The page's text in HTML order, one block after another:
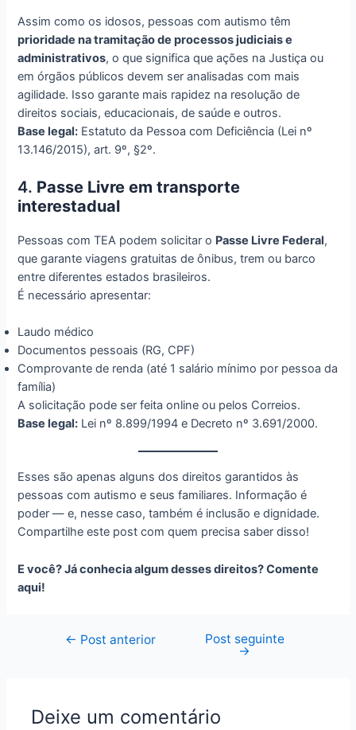
Assim como os idosos, pessoas com autismo têm
prioridade na tramitação de processos judiciais e
administrativos, o que significa que ações na Justiça ou
em órgãos públicos devem ser analisadas com mais
agilidade. Isso garante mais rapidez na resolução de
direitos sociais, educacionais, de saúde e outros.
Base legal: Estatuto da Pessoa com Deficiência (Lei nº
13.146/2015), art. 9º, §2º.
4. Passe Livre em transporte
interestadual
Pessoas com TEA podem solicitar o Passe Livre Federal,
que garante viagens gratuitas de ônibus, trem ou barco
entre diferentes estados brasileiros.
É necessário apresentar:
Laudo médico
Documentos pessoais (RG, CPF)
Comprovante de renda (até 1 salário mínimo por pessoa da
família)
A solicitação pode ser feita online ou pelos Correios.
Base legal: Lei nº 8.899/1994 e Decreto nº 3.691/2000.
Esses são apenas alguns dos direitos garantidos às
pessoas com autismo e seus familiares. Informação é
poder — e, nesse caso, também é inclusão e dignidade.
Compartilhe este post com quem precisa saber disso!
E você? Já conhecia algum desses direitos? Comente
aqui!
← Post anterior Post seguinte
→
Deixe um comentário